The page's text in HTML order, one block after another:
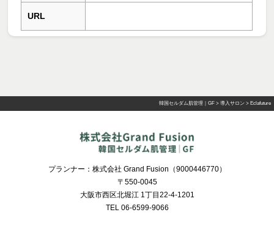
URL
韓国セルダム肌管理｜GF > 導入サロン > Eclafuture
プランナー：株式会社 Grand Fusion（9000446770）
〒550-0045
大阪市西区北堀江 1丁目22-4-1201
TEL 06-6599-9066